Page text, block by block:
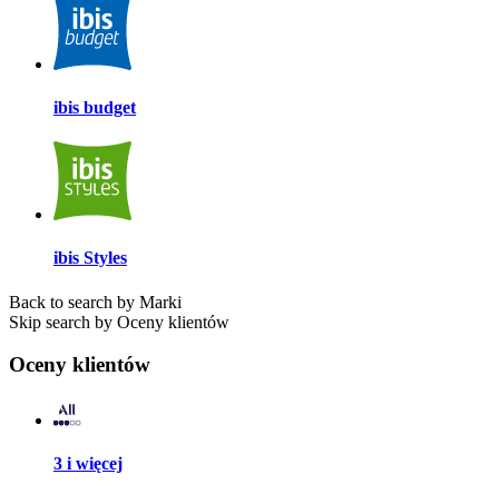
ibis budget
ibis Styles
Back to search by Marki
Skip search by Oceny klientów
Oceny klientów
3 i więcej